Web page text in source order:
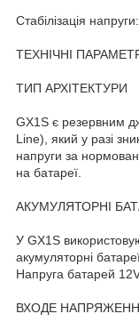
Стабілізація
ТЕХНІЧНІ
ТИП АРХІТЕКТУРИ
GX1S є резервним
Line), який у разі
напруги за
на батареї.
АКУМУЛЯТОРНІ
У GX1S
акумуляторні
Напруга батарей
ВХОДЕ